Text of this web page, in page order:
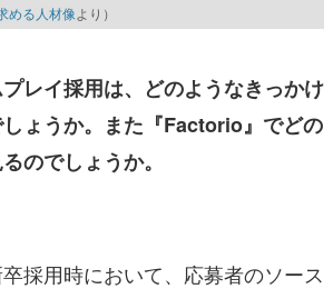
める人材像より）
レイ採用は、どのようなきっかけ
ょうか。また『Factorio』でどの
のでしょうか。
採用時において、応募者のソース